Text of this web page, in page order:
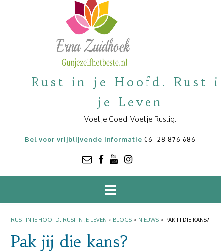
Rust in je Hoofd. Rust
je Leven
Voel je Goed. Voel je Rustig.
Bel voor vrijblijvende informatie 06- 28 876 686
RUST IN JE HOOFD. RUST IN JE LEVEN > BLOGS > NIEUWS > PAK JIJ DIE KANS?
Pak jij die kans?